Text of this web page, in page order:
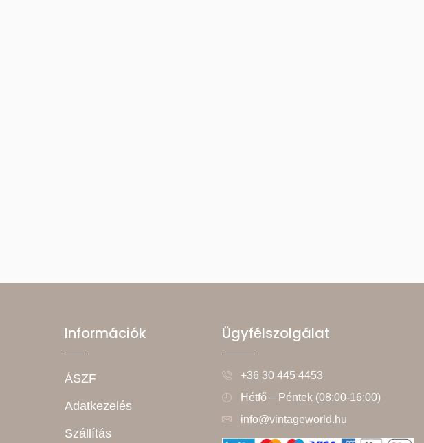
Információk
ÁSZF
Adatkezelés
Szállítás
Ügyfélszolgálat
+36 30 445 4453
Hétfő – Péntek (08:00-16:00)
info@vintageworld.hu